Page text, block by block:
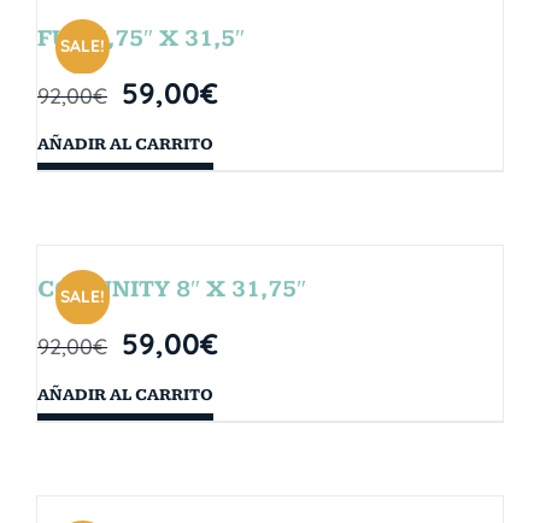
SALE!
FUN 7,75″ X 31,5″
92,00€ 59,00€
AÑADIR AL CARRITO
SALE!
COMUNITY 8″ X 31,75″
92,00€ 59,00€
AÑADIR AL CARRITO